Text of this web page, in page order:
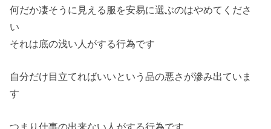
何だか凄そうに見える服を安易に選ぶのはやめてくださ
い
それは底の浅い人がする行為です
自分だけ目立てればいいという品の悪さが滲み出ていま
す
つまり仕事の出来ない人がする行為です